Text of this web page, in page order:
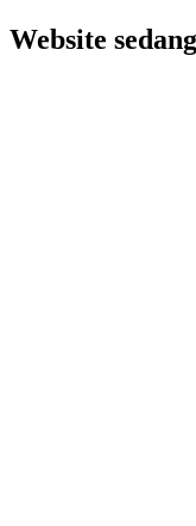
Website